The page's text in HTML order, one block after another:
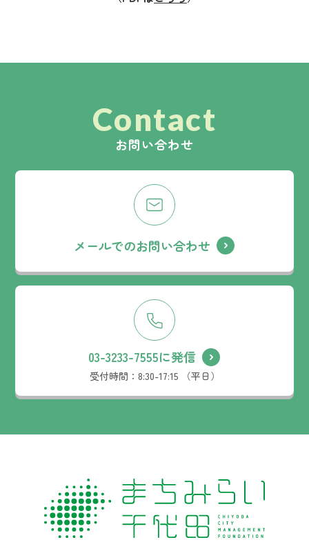
Contact
お問い合わせ
メールでのお問い合わせ
03-3233-7555に発信
受付時間： 8:30-17:15 （平日）